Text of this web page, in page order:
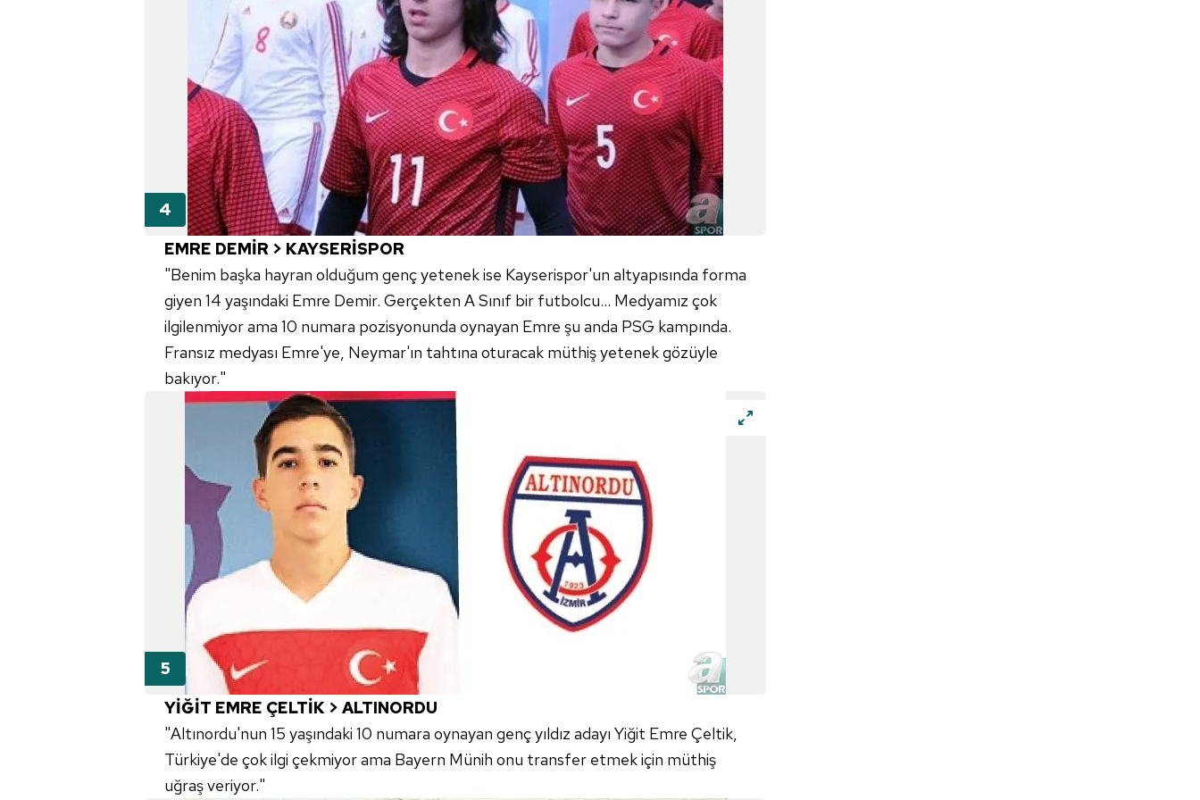
mevzuata uygun olarak kullanılan çerezlerle ilgili bilgi almak için lütfen
tıklayınız.
EMRE DEMİR > KAYSERİSPOR
"Benim başka hayran olduğum genç yetenek ise Kayserispor'un altyapısında forma
giyen 14 yaşındaki Emre Demir. Gerçekten A Sınıf bir futbolcu... Medyamız çok
ilgilenmiyor ama 10 numara pozisyonunda oynayan Emre şu anda PSG kampında.
Fransız medyası Emre'ye, Neymar'ın tahtına oturacak müthiş yetenek gözüyle
bakıyor."
YİĞİT EMRE ÇELTİK > ALTINORDU
"Altınordu'nun 15 yaşındaki 10 numara oynayan genç yıldız adayı Yiğit Emre Çeltik,
Türkiye'de çok ilgi çekmiyor ama Bayern Münih onu transfer etmek için müthiş
uğraş veriyor."